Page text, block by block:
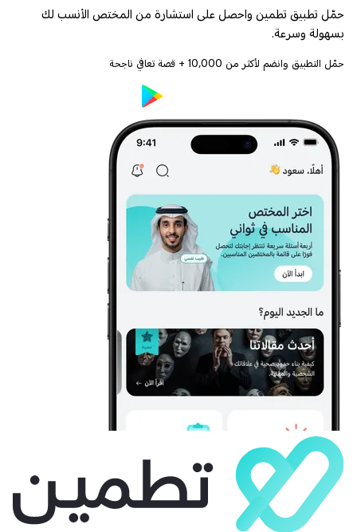
حمّل تطبيق تطمين واحصل على استشارة من المختص الأنسب لك
بسهولة وسرعة.
حمّل التطبيق وانضم لأكثر من 10,000 + قصة تعافي ناجحة